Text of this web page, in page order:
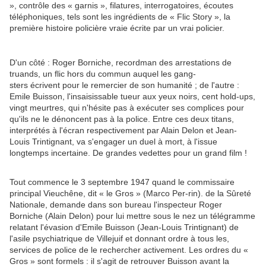
», contrôle des « garnis », filatures, interrogatoires, écoutes
téléphoniques, tels sont les ingrédients de « Flic Story », la
première histoire policière vraie écrite par un vrai policier.
D'un côté : Roger Borniche, recordman des arrestations de
truands, un flic hors du commun auquel les gang-
sters écrivent pour le remercier de son humanité ; de l'autre :
Emile Buisson, l'insaisissable tueur aux yeux noirs, cent hold-ups,
vingt meurtres, qui n'hésite pas à exécuter ses complices pour
qu'ils ne le dénoncent pas à la police. Entre ces deux titans,
interprétés à l'écran respectivement par Alain Delon et Jean-
Louis Trintignant, va s'engager un duel à mort, à l'issue
longtemps incertaine. De grandes vedettes pour un grand film !
Tout commence le 3 septembre 1947 quand le commissaire
principal Vieuchêne, dit « le Gros » (Marco Per-rin). de la Sûreté
Nationale, demande dans son bureau l'inspecteur Roger
Borniche (Alain Delon) pour lui mettre sous le nez un télégramme
relatant l'évasion d'Emile Buisson (Jean-Louis Trintignant) de
l'asile psychiatrique de Villejuif et donnant ordre à tous les,
services de police de le rechercher activement. Les ordres du «
Gros » sont formels : il s'agit de retrouver Buisson avant la